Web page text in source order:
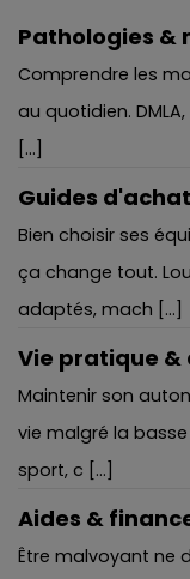
Pathologies &
Comprendre les
au quotidien.
[...]
Guides
Bien choisir ses
ça change tout.
adaptés, mach [...]
Vie pratique &
Maintenir son
vie malgré la
sport, c [...]
Aides &
Être malvoyant ne